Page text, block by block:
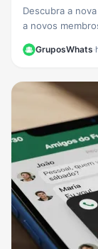
Descubra a
a novos
Saiba o impacto
GruposWhats·